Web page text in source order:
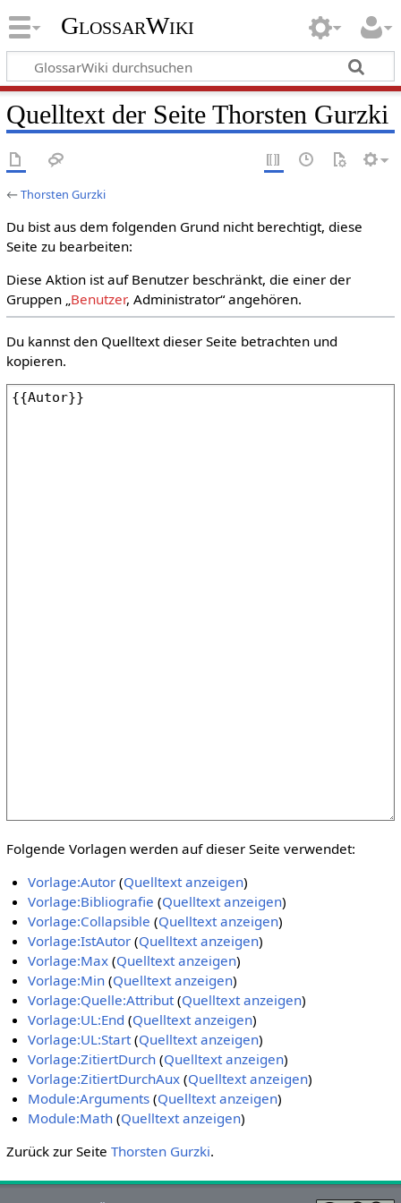
GlossarWiki
Quelltext der Seite Thorsten Gurzki
←Thorsten Gurzki
Du bist aus dem folgenden Grund nicht berechtigt, diese
Seite zu bearbeiten:
Diese Aktion ist auf Benutzer beschränkt, die einer der
Gruppen „Benutzer, Administrator“ angehören.
Du kannst den Quelltext dieser Seite betrachten und
kopieren.
Folgende Vorlagen werden auf dieser Seite verwendet:
Vorlage:Autor (Quelltext anzeigen)
Vorlage:Bibliografie (Quelltext anzeigen)
Vorlage:Collapsible (Quelltext anzeigen)
Vorlage:IstAutor (Quelltext anzeigen)
Vorlage:Max (Quelltext anzeigen)
Vorlage:Min (Quelltext anzeigen)
Vorlage:Quelle:Attribut(Quelltext anzeigen)
Vorlage:UL:End (Quelltext anzeigen)
Vorlage:UL:Start(Quelltext anzeigen)
Vorlage:ZitiertDurch (Quelltext anzeigen)
Vorlage:ZitiertDurchAux (Quelltext anzeigen)
Module:Arguments (Quelltext anzeigen)
Module:Math (Quelltext anzeigen)
Zurück zur Seite Thorsten Gurzki.